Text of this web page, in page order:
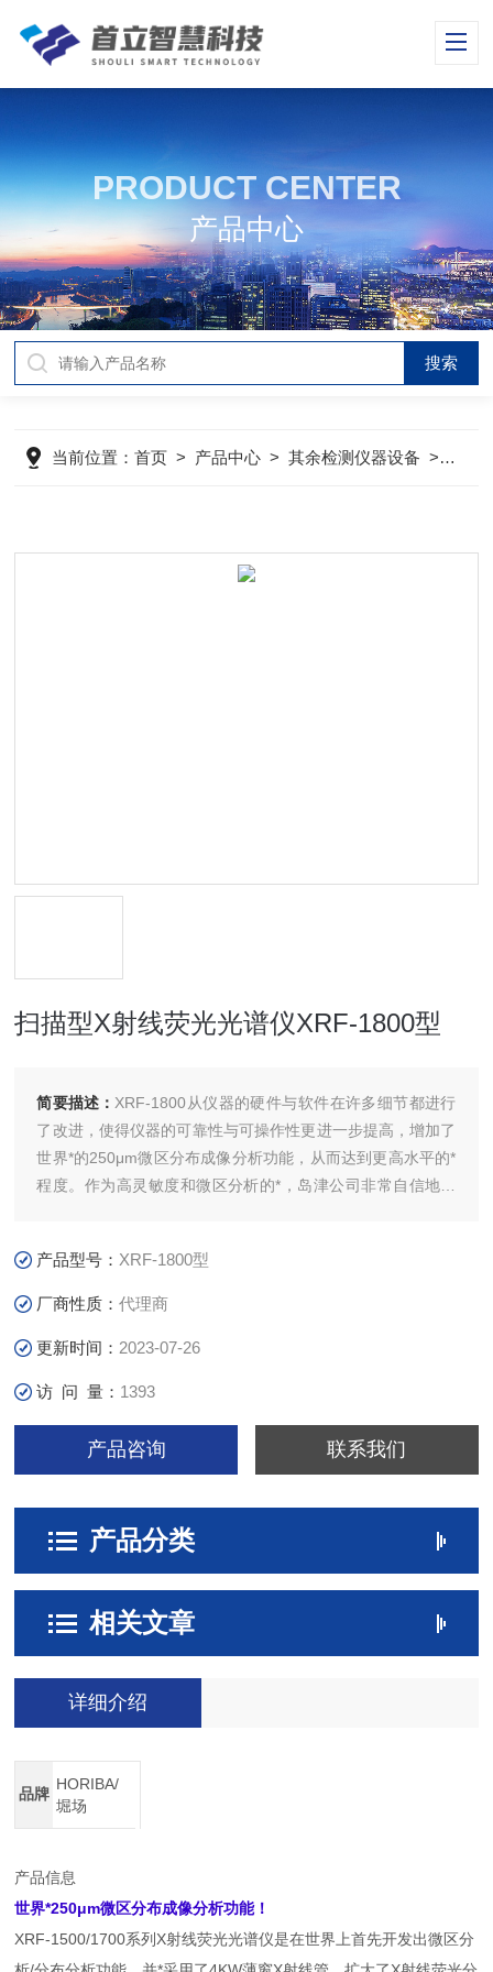
PRODUCT CENTER
产品中心
当前位置：首页 > 产品中心 >其余检测仪器设备 > 岛津
扫描型X射线荧光光谱仪XRF-1800型
简要描述： XRF-1800从仪器的硬件与软件在许多细节都进行
了改进，使得仪器的可靠性与可操作性更进一步提高，增加了
世界*的250μm微区分布成像分析功能，从而达到更高水平的*
程度。作为高灵敏度和微区分析的*，岛津公司非常自信地向
产品型号： XRF-1800型
厂商性质：代理商
更新时间： 2023-07-26
访 问 量： 1393
产品咨询 联系我们
产品分类
相关文章
详细介绍
品牌
HORIBA/
堀场
产品信息
世界*250μm微区分布成像分析功能！
XRF-1500/1700系列X射线荧光光谱仪是在世界上首先开发出微区分